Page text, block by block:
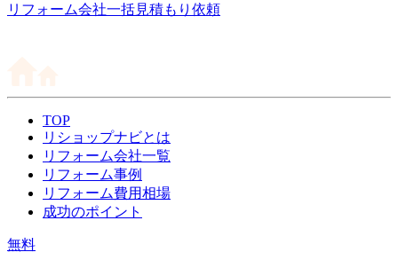
リフォーム会社一括見積もり依頼
TOP
リショップナビとは
リフォーム会社一覧
リフォーム事例
リフォーム費用相場
成功のポイント
無料